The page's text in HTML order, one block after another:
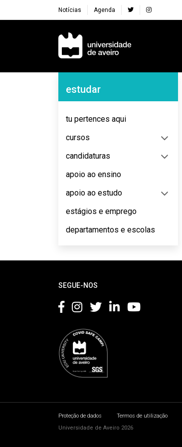
Notícias Agenda
Navegação Principal
Navegação Lateral
estudar
tu pertences aqui
cursos
candidaturas
apoio ao ensino
apoio ao estudo
estágios e emprego
departamentos e escolas
SEGUE-NOS
Proteção de dados Termos de utilização
Universidade de Aveiro 2026